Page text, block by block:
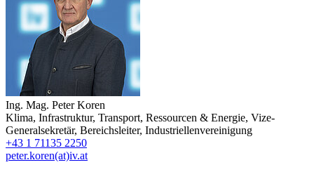
Ing. Mag. Peter Koren
Klima, Infrastruktur, Transport, Ressourcen & Energie, Vize-
Generalsekretär, Bereichsleiter, Industriellenvereinigung
+43 1 71135 2250
peter.koren(at)iv.at